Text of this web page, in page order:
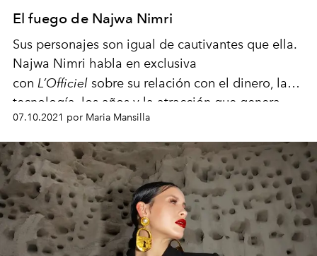
El fuego de Najwa Nimri
Sus personajes son igual de cautivantes que ella.
Najwa Nimri habla en exclusiva
con L’Officiel sobre su relación con el dinero, la
tecnología, los años y la atracción que genera.
07.10.2021 por Maria Mansilla